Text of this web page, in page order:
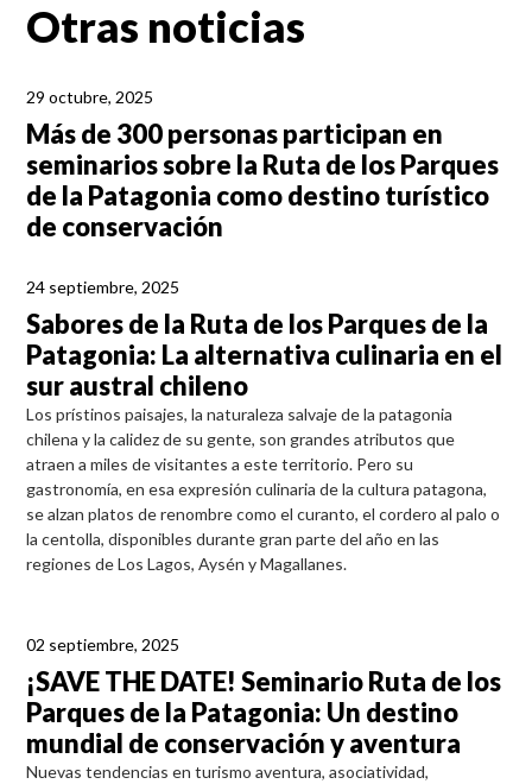
Otras noticias
29 octubre, 2025
Más de 300 personas participan en
seminarios sobre la Ruta de los Parques
de la Patagonia como destino turístico
de conservación
24 septiembre, 2025
Sabores de la Ruta de los Parques de la
Patagonia: La alternativa culinaria en el
sur austral chileno
Los prístinos paisajes, la naturaleza salvaje de la patagonia
chilena y la calidez de su gente, son grandes atributos que
atraen a miles de visitantes a este territorio. Pero su
gastronomía, en esa expresión culinaria de la cultura patagona,
se alzan platos de renombre como el curanto, el cordero al palo o
la centolla, disponibles durante gran parte del año en las
regiones de Los Lagos, Aysén y Magallanes.
02 septiembre, 2025
¡SAVE THE DATE! Seminario Ruta de los
Parques de la Patagonia: Un destino
mundial de conservación y aventura
Nuevas tendencias en turismo aventura, asociatividad,